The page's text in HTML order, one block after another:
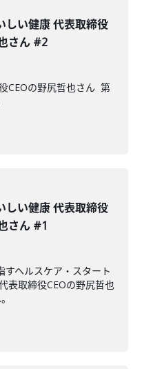
しい健康 代表取締役
さん #2
CEOの野尻哲也さん 第
しい健康 代表取締役
さん #1
ヘルスケア・スタート
表取締役CEOの野尻哲也